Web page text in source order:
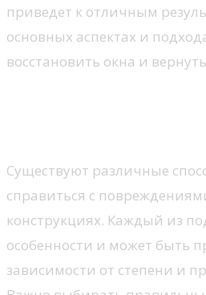
приведет к отличным
основных аспектах и
восстановить окна и
Существуют различные
справиться с
конструкциях. Каждый из
особенности и может быть
зависимости от степени и